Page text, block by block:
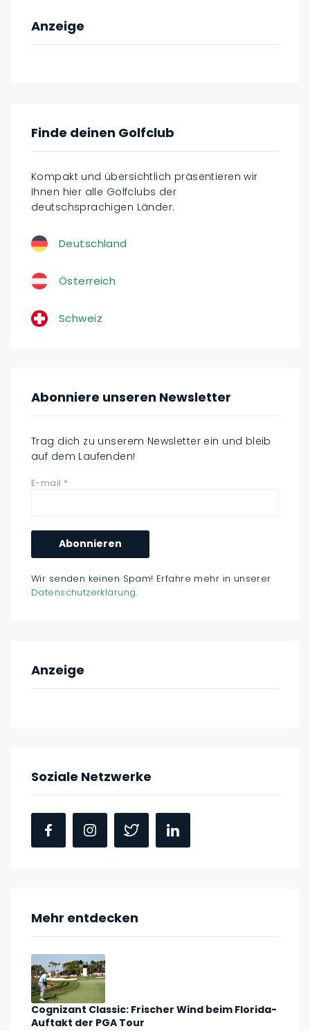
Anzeige
Finde deinen Golfclub
Kompakt und übersichtlich präsentieren wir
Ihnen hier alle Golfclubs der
deutschsprachigen Länder.
Deutschland
Österreich
Schweiz
Abonniere unseren Newsletter
Trag dich zu unserem Newsletter ein und bleib
auf dem Laufenden!
E-mail *
Wir senden keinen Spam! Erfahre mehr in unserer
Datenschutzerklärung.
Anzeige
Soziale Netzwerke
Mehr entdecken
Cognizant Classic: Frischer Wind beim Florida-
Auftakt der PGA Tour